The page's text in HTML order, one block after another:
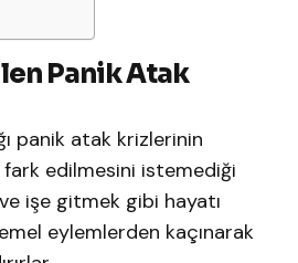
Panik Atak
panik atak krizlerinin
fark edilmesini istemediği
işe gitmek gibi hayatı
eylemlerden kaçınarak